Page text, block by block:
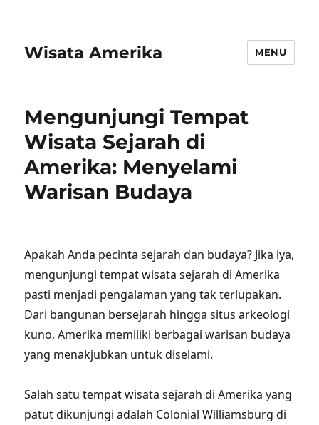
Wisata Amerika MENU
Mengunjungi Tempat
Wisata Sejarah di
Amerika: Menyelami
Warisan Budaya
Apakah Anda pecinta sejarah dan budaya? Jika iya,
mengunjungi tempat wisata sejarah di Amerika
pasti menjadi pengalaman yang tak terlupakan.
Dari bangunan bersejarah hingga situs arkeologi
kuno, Amerika memiliki berbagai warisan budaya
yang menakjubkan untuk diselami.
Salah satu tempat wisata sejarah di Amerika yang
patut dikunjungi adalah Colonial Williamsburg di